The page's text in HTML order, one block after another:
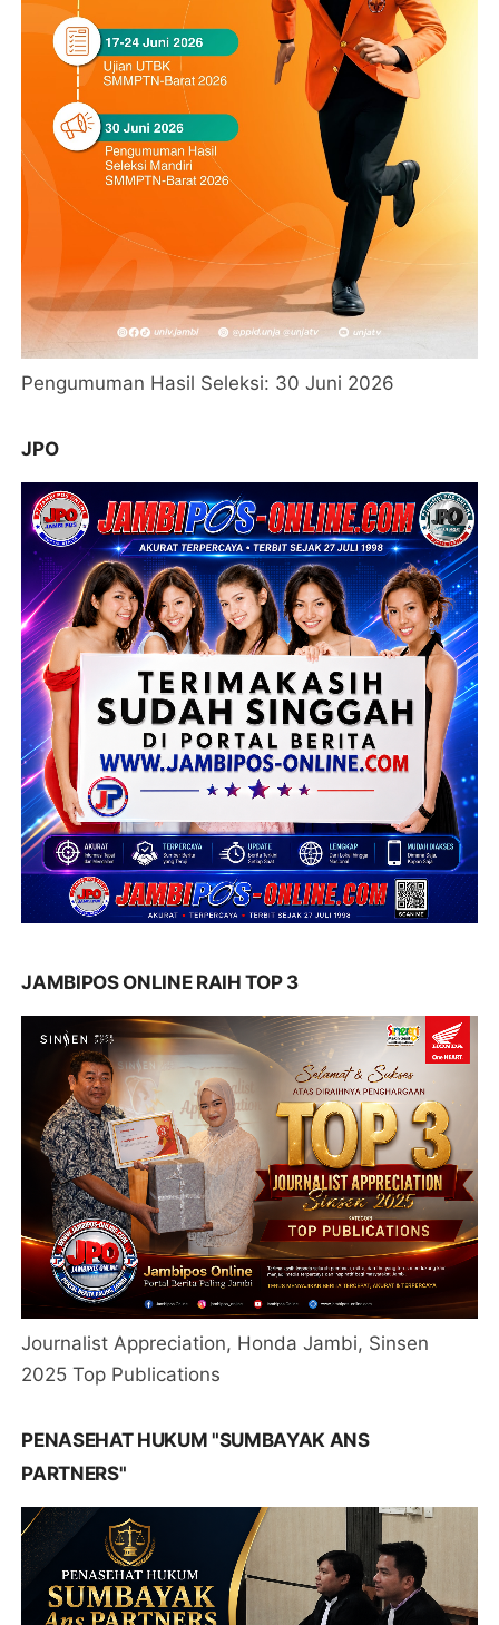
Pengumuman Hasil Seleksi: 30 Juni 2026
JPO
JAMBIPOS ONLINE RAIH TOP 3
Journalist Appreciation, Honda Jambi, Sinsen
2025 Top Publications
PENASEHAT HUKUM "SUMBAYAK ANS
PARTNERS"